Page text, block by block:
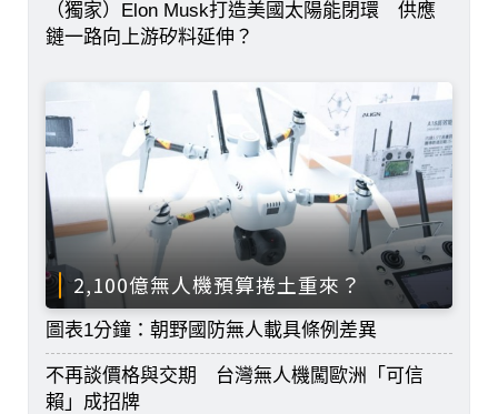
（獨家）Elon Musk打造美國太陽能閉環 供應
鏈一路向上游矽料延伸？
2,100億無人機預算捲土重來？
圖表1分鐘：朝野國防無人載具條例差異
不再談價格與交期 台灣無人機闖歐洲「可信
賴」成招牌